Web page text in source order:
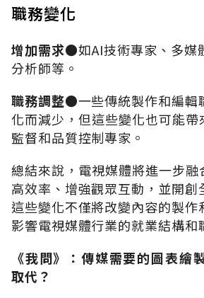
職務變化
增加需求●如AI技術專家、多媒
分析師等。
職務調整●一些傳統製作和編輯
化而減少，但這些變化也可能
監督和品質控制專家。
總結來說，電視媒體將進一步融
高效率、增強觀眾互動，並開創
這些變化不僅將改變內容的製作
影響電視媒體行業的就業結構和
《我問》：傳媒需要的圖表繪
取代？